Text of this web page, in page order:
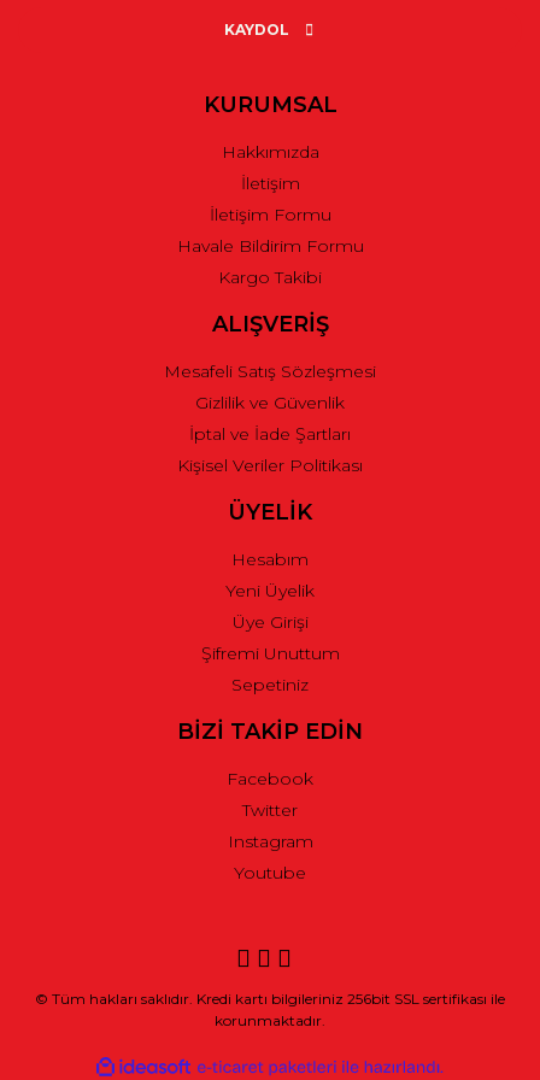
Ürün açıklamasında eksik bilgiler bulunuyor.
Ürün fiyatı diğer sitelerden daha pahalı.
Gönder
KAYDOL
KURUMSAL
Hakkımızda
İletişim
İletişim Formu
Havale Bildirim Formu
Kargo Takibi
ALIŞVERİŞ
Mesafeli Satış Sözleşmesi
Gizlilik ve Güvenlik
İptal ve İade Şartları
Kişisel Veriler Politikası
ÜYELİK
Hesabım
Yeni Üyelik
Üye Girişi
Şifremi Unuttum
Sepetiniz
BİZİ TAKİP EDİN
Facebook
Twitter
Instagram
Youtube
© Tüm hakları saklıdır. Kredi kartı bilgileriniz 256bit SSL sertifikası ile
korunmaktadır.
ideasoft e-